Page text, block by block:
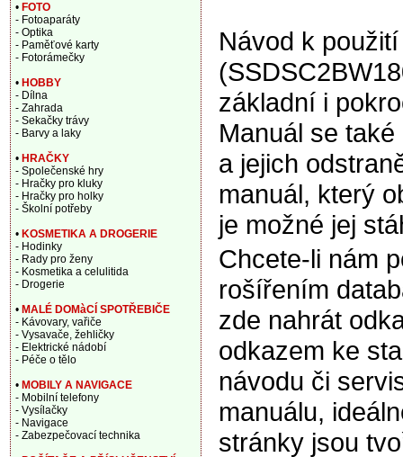
Návod k
základní i
Manuál se
a jejich
manuál, který
je možné jej
Chcete-li nám
rošířením
zde nahrát
odkazem ke
návodu či
manuálu,
stránky jsou
• FOTO
- Fotoaparáty
- Optika
- Paměťové karty
- Fotorámečky
• HOBBY
- Dílna
- Zahrada
- Sekačky trávy
- Barvy a laky
• HRAČKY
- Společenské hry
- Hračky pro kluky
- Hračky pro holky
- Školní potřeby
• KOSMETIKA A DROGERIE
- Hodinky
- Rady pro ženy
- Kosmetika a celulitida
- Drogerie
• MALÉ DOMàCÍ SPOTŘEBIČE
- Kávovary, vařiče
- Vysavače, žehličky
- Elektrické nádobí
- Péče o tělo
• MOBILY A NAVIGACE
- Mobilní telefony
- Vysílačky
- Navigace
- Zabezpečovací technika